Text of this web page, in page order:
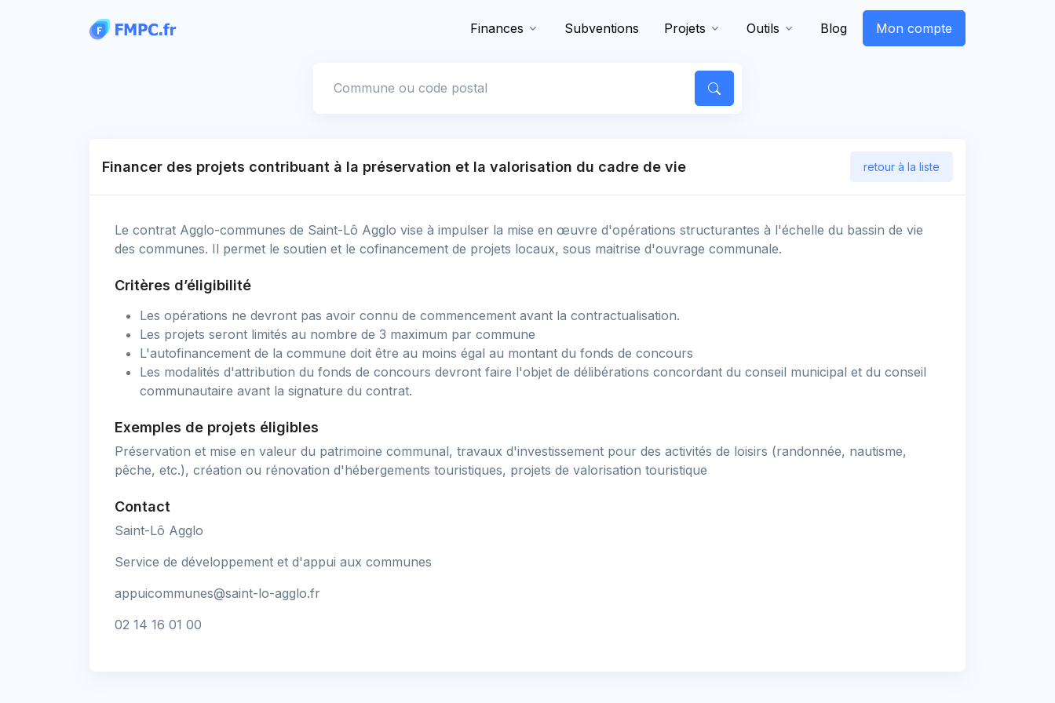
Finances Subventions Projets Outils Blog Mon compte
Financer des projets contribuant à la préservation et la valorisation du cadre de vie retour à la liste
Le contrat Agglo-communes de Saint-Lô Agglo vise à impulser la mise en œuvre d'opérations structurantes à l'échelle du bassin de vie
des communes. Il permet le soutien et le cofinancement de projets locaux, sous maitrise d'ouvrage communale.
Critères d’éligibilité
Les opérations ne devront pas avoir connu de commencement avant la contractualisation.
Les projets seront limités au nombre de 3 maximum par commune
L'autofinancement de la commune doit être au moins égal au montant du fonds de concours
Les modalités d'attribution du fonds de concours devront faire l'objet de délibérations concordant du conseil municipal et du conseil
communautaire avant la signature du contrat.
Exemples de projets éligibles
Préservation et mise en valeur du patrimoine communal, travaux d'investissement pour des activités de loisirs (randonnée, nautisme,
pêche, etc.), création ou rénovation d'hébergements touristiques, projets de valorisation touristique
Contact
Saint-Lô Agglo
Service de développement et d'appui aux communes
appuicommunes@saint-lo-agglo.fr
02 14 16 01 00